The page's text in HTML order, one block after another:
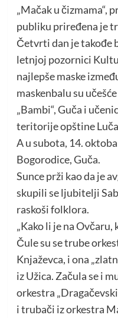
„Mačak u čizmama“,
publiku priređena je
Četvrti dan je takođe
letnjoj pozornici
najlepše maske
maskenbalu su
„Bambi“, Guča i
teritorije opštine
A u subota, 14.
Bogorodice, Guča.
Sunce prži kao da je
skupili se ljubitelji
raskoši folklora.
„Kako li je na Ovčaru,
Čule su se trube
Knjaževca, i ona
iz Užica. Začula se i
orkestra
i trubači iz orkestra